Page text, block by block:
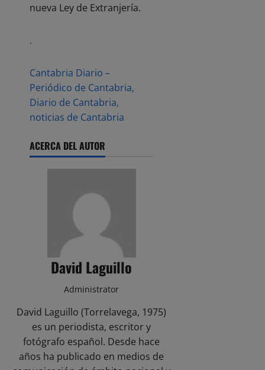
nueva Ley de Extranjería.
.
Cantabria Diario –
Periódico de Cantabria,
Diario de Cantabria,
noticias de Cantabria
ACERCA DEL AUTOR
David Laguillo
Administrator
David Laguillo (Torrelavega, 1975)
es un periodista, escritor y
fotógrafo español. Desde hace
años ha publicado en medios de